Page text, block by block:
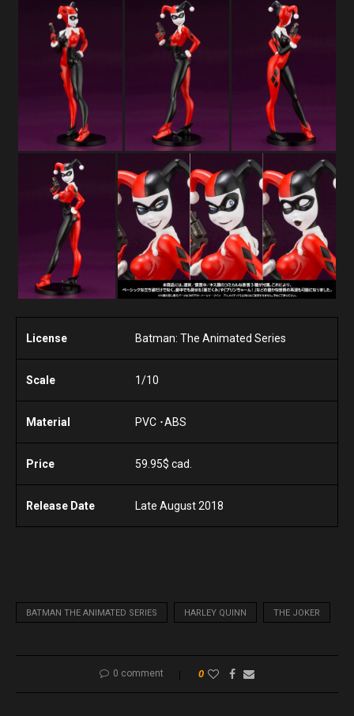
License Batman: The Animated Series
Scale 1/10
Material PVC ･ABS
Price 59.95$ cad.
Release Date Late August 2018
BATMAN THE ANIMATED SERIES HARLEY QUINN THE JOKER
0 comment 0